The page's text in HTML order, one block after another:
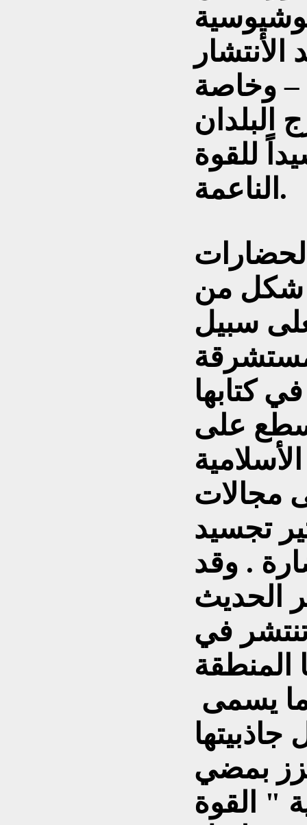
الأنتشار
– وخاصة
البلدان
للقوة
الناعمة.
شكل من
سبيل
كتابها
على
مجالات
تجسيد
. وقد
في
المنطقة
ما يسمى
بمضي
" القوة